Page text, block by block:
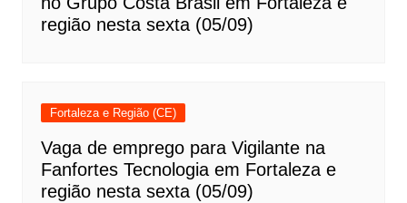
região nesta sexta (05/09)
Fortaleza e Região (CE)
Vaga de emprego para Vigilante na
Fanfortes Tecnologia em Fortaleza e
região nesta sexta (05/09)